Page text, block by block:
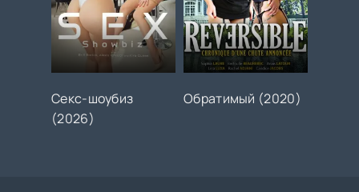
Секс-шоубиз
(2026)
Обратимый (2020)